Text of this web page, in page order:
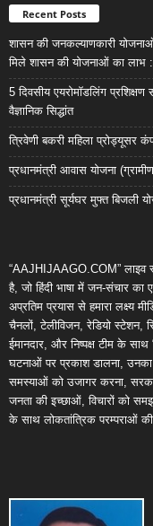
Recent Posts
शासन की जनकल्याणकारी
मिले शासन की योजनाओं का लाभ :
5 दिवसीय एयरोमॉडलिंग प्रशिक्षण
वैज्ञानिक सिद्धांत
त्रिवेणी बकरी महिला प्रोड्यूसर
प्रधानमंत्री आवास योजना
प्रधानमंत्री सूर्यघर मुफ्त बिजली
“AAJHIJAAGO.COM” लाइव
है, जो हिंदी भाषा में जन-संचार
अप्रतिम प्रयास से हमारा लक्ष्य
चैनलों, टेलीविजन, रेडियो स्टेशन,
ईमानदार, और निष्पक्ष टीम के
घटनाओं पर प्रकाश डालना, उनका
समस्याओं को उजागर करना,
जनता की इच्छाओं, विचारों को
के साथ लोकतांत्रिक परम्पराओं की